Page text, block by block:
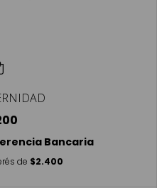
Bancaria
de $2.400